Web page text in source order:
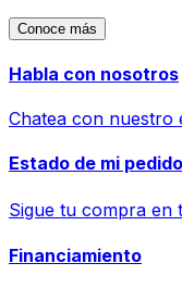
Conoce más
Habla con nosotros
Chatea con nuestro
Estado de mi pedido
Sigue tu compra en
Financiamiento